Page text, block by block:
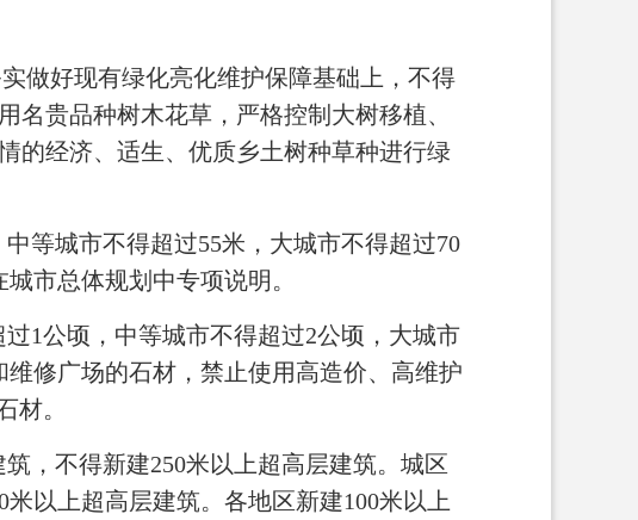
做好现有绿化亮化维护保障基础上，不得
贵品种树木花草，严格控制大树移植、
的经济、适生、优质乡土树种草种进行绿
等城市不得超过55米，大城市不得超过70
市总体规划中专项说明。
1公顷，中等城市不得超过2公顷，大城市
修广场的石材，禁止使用高造价、高维护
材。
，不得新建250米以上超高层建筑。城区
以上超高层建筑。各地区新建100米以上